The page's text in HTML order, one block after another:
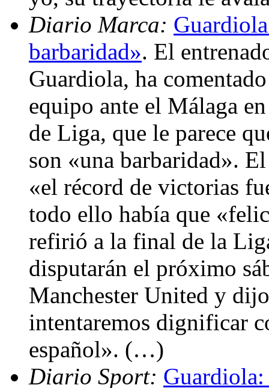
Diario Marca:
barbaridad». El
Guardiola, ha
equipo ante el Málaga
de Liga, que le parece
son «una barbaridad».
«el récord de victorias
todo ello había que
refirió a la final de la
disputarán el próximo
Manchester United y
intentaremos dignificar
español». (…)
Diario Sport: